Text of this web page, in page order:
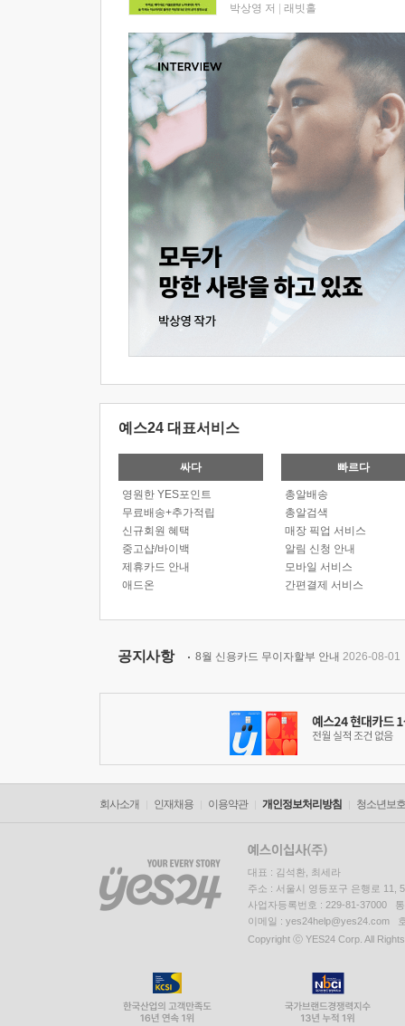
박상영 저 래빗홀
예스24 대표서비스
싸다
영원한 YES포인트
무료배송+추가적립
신규회원 혜택
중고샵/바이백
제휴카드 안내
애드온
빠르다
총알배송
총알검색
매장 픽업 서비스
알림 신청 안내
모바일 서비스
간편결제 서비스
공지사항 8월 신용카드 무이자할부 안내 2026-08-01
회사소개 인재채용 이용약관 개인정보처리방침 청소년보
대표 : 김석환, 최세라
주소 : 서울시 영등포구 은행로 11,
사업자등록번호 : 229-81-37000
이메일 : yes24help@yes24.com
Copyright ⓒ YES24 Corp. All